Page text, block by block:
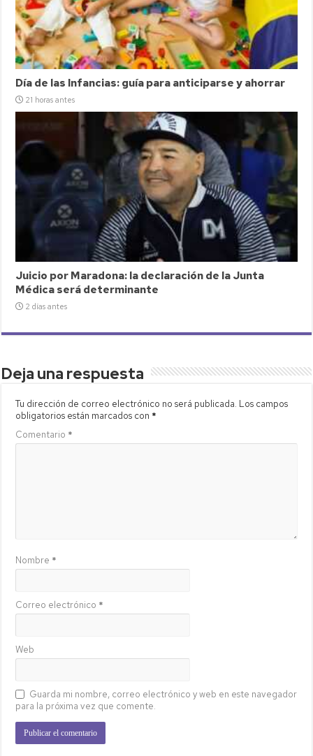
Día de las Infancias: guía para anticiparse y ahorrar
21 horas antes
Juicio por Maradona: la declaración de la Junta
Médica será determinante
2 días antes
Deja una respuesta
Tu dirección de correo electrónico no será publicada. Los campos
obligatorios están marcados con *
Comentario *
Nombre *
Correo electrónico *
Web
Guarda mi nombre, correo electrónico y web en este navegador
para la próxima vez que comente.